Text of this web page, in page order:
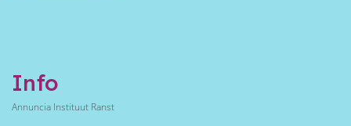
Info
Annuncia Instituut Ranst